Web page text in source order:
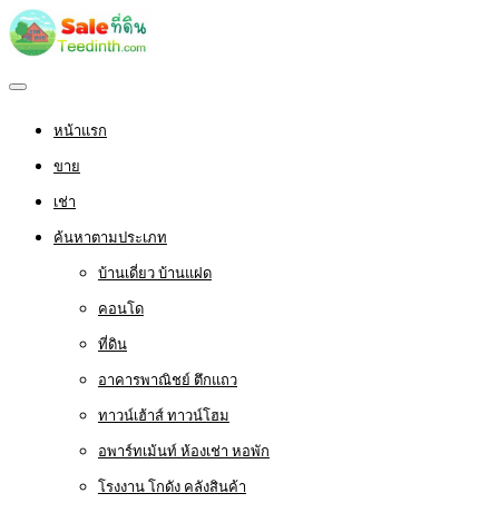
หน้าแรก
ขาย
เช่า
ค้นหาตามประเภท
บ้านเดี่ยว บ้านแฝด
คอนโด
ที่ดิน
อาคารพาณิชย์ ตึกแถว
ทาวน์เฮ้าส์ ทาวน์โฮม
อพาร์ทเม้นท์ ห้องเช่า หอพัก
โรงงาน โกดัง คลังสินค้า